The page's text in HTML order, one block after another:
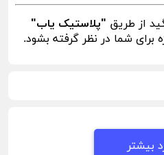
از طریق "پلاستیک یاب"
شما در نظر گرفته بشود.
بیشتر